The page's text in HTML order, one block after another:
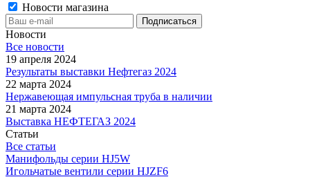
Новости магазина
Новости
Все новости
19 апреля 2024
Результаты выставки Нефтегаз 2024
22 марта 2024
Нержавеющая импульсная труба в наличии
21 марта 2024
Выставка НЕФТЕГАЗ 2024
Статьи
Все статьи
Манифольды серии HJ5W
Игольчатые вентили серии HJZF6